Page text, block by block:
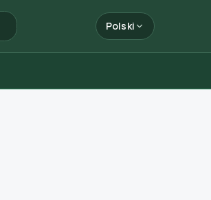
Polski